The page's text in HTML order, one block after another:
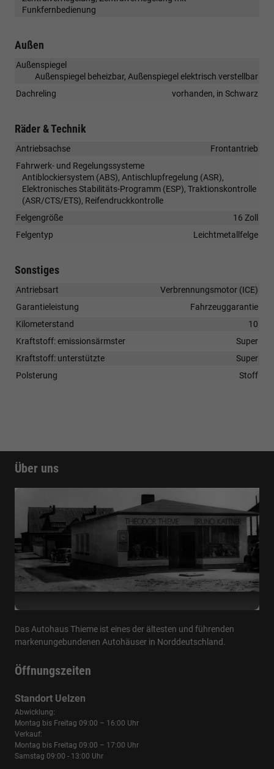
Funkfernbedienung
Außen
Außenspiegel
Außenspiegel beheizbar, Außenspiegel elektrisch verstellbar
Dachreling
vorhanden, in Schwarz
Räder & Technik
Antriebsachse
Frontantrieb
Fahrwerk- und Regelungssysteme
Antiblockiersystem (ABS), Antischlupfregelung (ASR),
Elektronisches Stabilitäts-Programm (ESP), Traktionskontrolle
(ASR/CTS/ETS), Reifendruckkontrolle
Felgengröße
16 Zoll
Felgentyp
Leichtmetallfelge
Sonstiges
Antriebsart
Verbrennungsmotor (ICE)
Garantieleistung
Fahrzeuggarantie
Kilometerstand
10
Kraftstoff: emissionsärmster
Super
Kraftstoff: unterstützte
Super
Polsterung
Stoff
Über uns
Das Autohaus Thieme ist eines der ältesten und führenden
markenungebundenen Autohäuser in Norddeutschland.
Öffnungszeiten
Standort Uelzen
Abwicklung:
Montag bis Freitag 09:00 – 16:00 Uhr
Verkauf:
Montag bis Freitag 09:00 – 17:00 Uhr
Samstag 09:00 - 13:00 Uhr